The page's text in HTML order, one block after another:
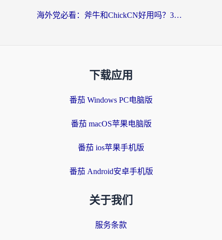
海外党必看：斧牛和ChickCN好用吗？3款热门加速器实测+番茄加速器深度体验
下载应用
番茄 Windows PC电脑版
番茄 macOS苹果电脑版
番茄 ios苹果手机版
番茄 Android安卓手机版
关于我们
服务条款